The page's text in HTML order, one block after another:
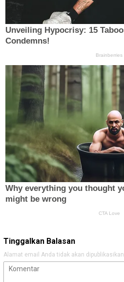
Tinggalkan Balasan
Alamat email Anda tidak akan dipublikasikan.